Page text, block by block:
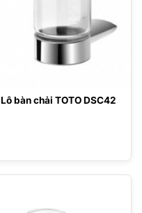
Lô bàn chải TOTO DSC42